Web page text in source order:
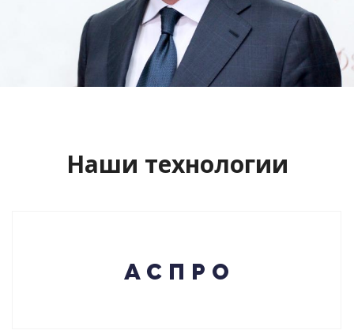
Смотреть проект
Наши технологии